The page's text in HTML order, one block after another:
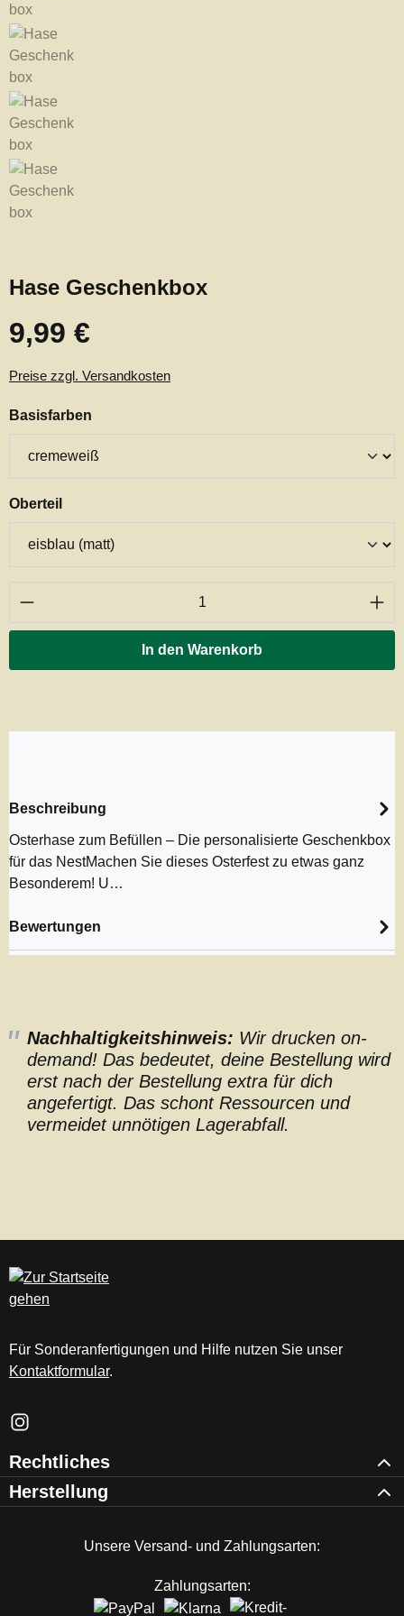
Hase Geschenkbox
Regulärer Preis:
9,99 €
Preise zzgl. Versandkosten
Basisfarben
Oberteilauswählen
Produkt Anzahl: Gib den gewünschten
In den Warenkorb
Beschreibung
Osterhase zum Befüllen – Die personalisierte Geschenkbox
für das NestMachen Sie dieses Osterfest zu etwas ganz
Besonderem! U…
Bewertungen
Nachhaltigkeitshinweis: Wir drucken on-
demand! Das bedeutet, deine Bestellung wird
erst nach der Bestellung extra für dich
angefertigt. Das schont Ressourcen und
vermeidet unnötigen Lagerabfall.
Für Sonderanfertigungen und Hilfe nutzen Sie unser
Kontaktformular.
Schau auf Instagram vorbei – öffnet in neuem Tab (externer
Rechtliches
Herstellung
Unsere Versand- und Zahlungsarten:
Zahlungsarten: